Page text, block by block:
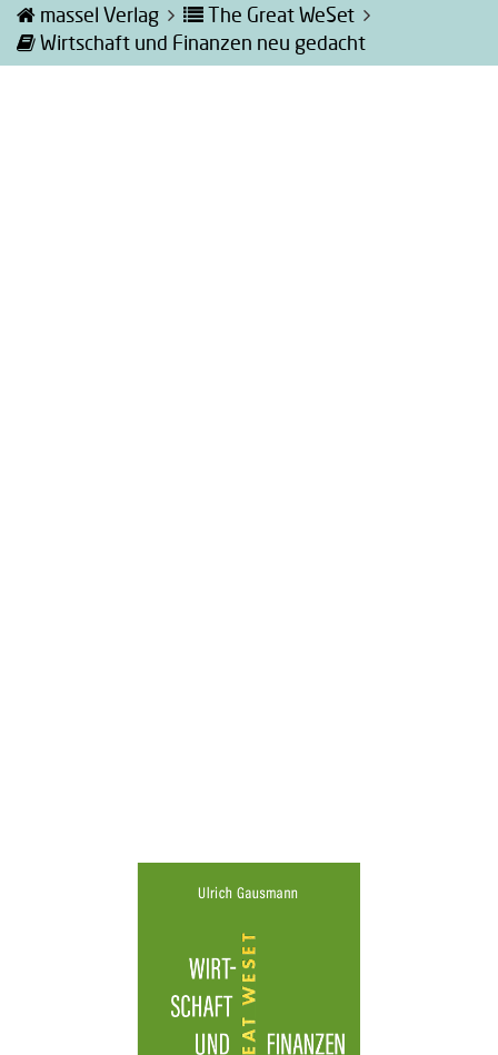
massel Verlag
The Great WeSet
Wirtschaft und Finanzen neu gedacht